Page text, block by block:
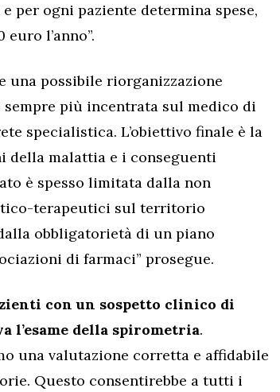
e per ogni paziente determina spese,
l’anno”.
una possibile riorganizzazione
sempre più incentrata sul medico di
specialistica. L’obiettivo finale è la
malattia e i conseguenti
è spesso limitata dalla non
terapeutici sul territorio
obbligatorietà di un piano
di farmaci” prosegue.
con un sospetto clinico di
l’esame della spirometria.
una valutazione corretta e affidabile
Questo consentirebbe a tutti i